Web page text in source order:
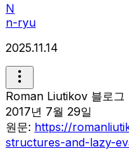
N
n-ryu
2025.11.14
Roman Liutikov 블로그
2017년 7월 29일
원문: https://
structures-and-lazy-